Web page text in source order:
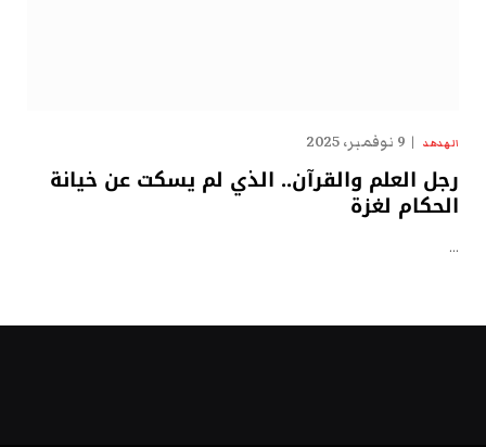
الهدهد 9 نوفمبر، 2025
رجل العلم والقرآن.. الذي لم يسكت عن خيانة
الحكام لغزة
…